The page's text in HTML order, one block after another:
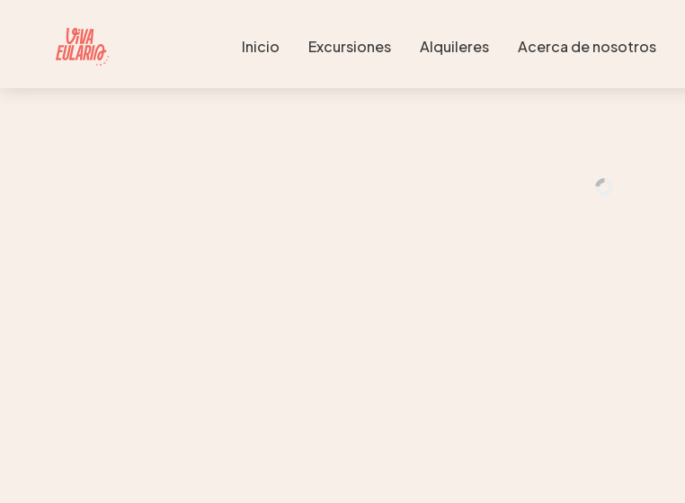
Inicio Excursiones Alquileres Acerca de nosotros